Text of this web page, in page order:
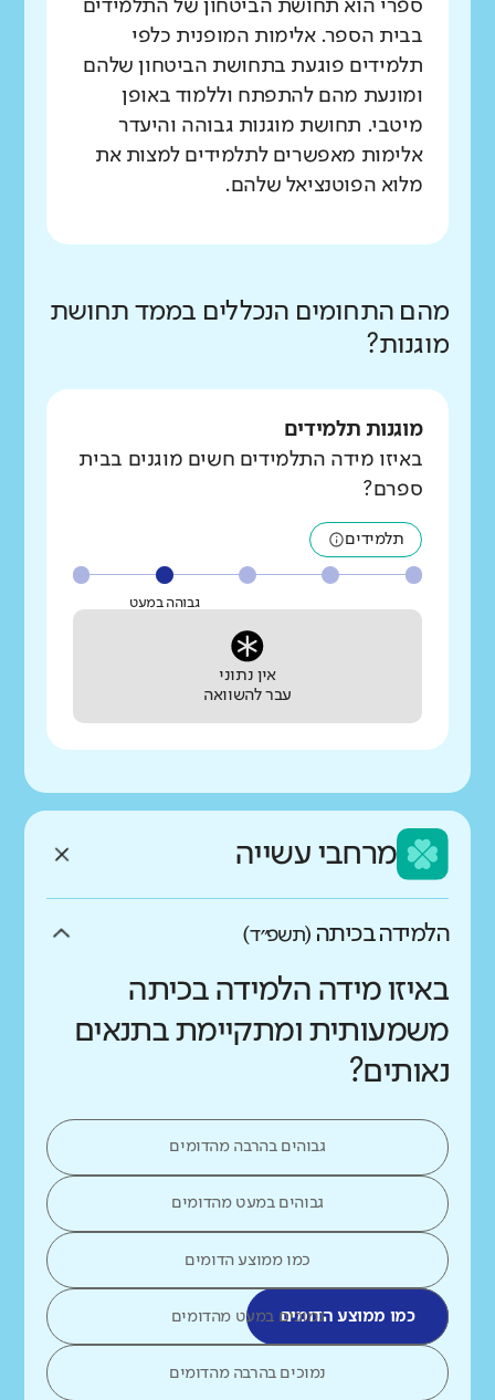
ספרי הוא תחושת הביטחון של התלמידים
בבית הספר. אלימות המופנית כלפי
תלמידים פוגעת בתחושת הביטחון שלהם
ומונעת מהם להתפתח וללמוד באופן
מיטבי. תחושת מוגנות גבוהה והיעדר
אלימות מאפשרים לתלמידים למצות את
מלוא הפוטנציאל שלהם.
מהם התחומים הנכללים בממד תחושת
מוגנות?
מוגנות תלמידים
באיזו מידה התלמידים חשים מוגנים בבית
ספרם?
תלמידים
גבוהה במעט
אין נתוני
עבר להשוואה
מרחבי עשייה
הלמידה בכיתה (תשפ״ד)
באיזו מידה הלמידה בכיתה
משמעותית ומתקיימת בתנאים
נאותים?
גבוהים בהרבה מהדומים
גבוהים במעט מהדומים
כמו ממוצע הדומים
כמו ממוצע הדומיםנמוכים במעט מהדומים
נמוכים בהרבה מהדומים